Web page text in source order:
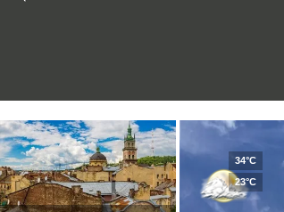
34°C
23°C